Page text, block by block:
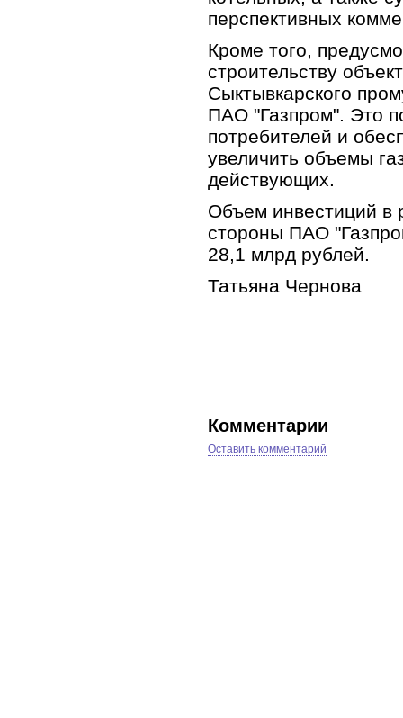
перспективных
Кроме того,
строительству
Сыктывкарского
ПАО "Газпром". Это
потребителей и
увеличить объемы
действующих.
Объем инвестиций в
стороны ПАО
28,1 млрд рублей.
Татьяна Чернова
Комментарии
Оставить комментарий